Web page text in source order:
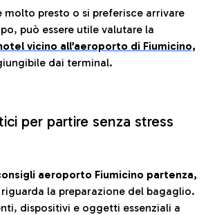
molto presto o si preferisce arrivare
può essere utile valutare la
vicino all’aeroporto di Fiumicino,
dai terminal.
per partire senza stress
aeroporto Fiumicino partenza,
la preparazione del bagaglio.
dispositivi e oggetti essenziali a